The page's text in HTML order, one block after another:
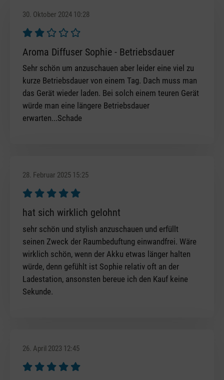
30. Oktober 2024 10:28
Bewertung mit 2 von 5 Sternen
Aroma Diffuser Sophie - Betriebsdauer
Sehr schön um anzuschauen aber leider eine viel zu
kurze Betriebsdauer von einem Tag. Dach muss man
das Gerät wieder laden. Bei solch einem teuren Gerät
würde man eine längere Betriebsdauer
erwarten...Schade
28. Februar 2025 15:25
Bewertung mit 5 von 5 Sternen
hat sich wirklich gelohnt
sehr schön und stylish anzuschauen und erfüllt
seinen Zweck der Raumbeduftung einwandfrei. Wäre
wirklich schön, wenn der Akku etwas länger halten
würde, denn gefühlt ist Sophie relativ oft an der
Ladestation, ansonsten bereue ich den Kauf keine
Sekunde.
26. April 2023 12:45